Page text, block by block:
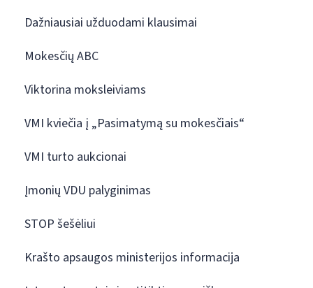
Dažniausiai užduodami klausimai
Mokesčių ABC
Viktorina moksleiviams
VMI kviečia į „Pasimatymą su mokesčiais“
VMI turto aukcionai
Įmonių VDU palyginimas
STOP šešėliui
Krašto apsaugos ministerijos informacija